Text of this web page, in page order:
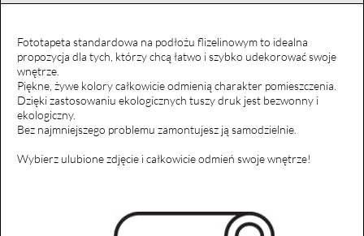
Fototapeta standardowa na podłożu flizelinowym to idealna
propozycja dla tych, którzy chcą łatwo i szybko udekorować swoje
wnętrze.
Piękne, żywe kolory całkowicie odmienią charakter pomieszczenia.
Dzięki zastosowaniu ekologicznych tuszy druk jest bezwonny i
ekologiczny.
Bez najmniejszego problemu zamontujesz ją samodzielnie.
Wybierz ulubione zdjęcie i całkowicie odmień swoje wnętrze!